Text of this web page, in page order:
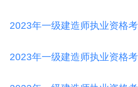
2023年一级建造师执业资格